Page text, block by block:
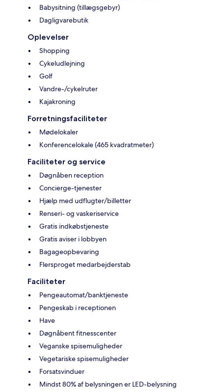
Babysitning (tillægsgebyr)
Dagligvarebutik
Oplevelser
Shopping
Cykeludlejning
Golf
Vandre-/cykelruter
Kajakroning
Forretningsfaciliteter
Mødelokaler
Konferencelokale (465 kvadratmeter)
Faciliteter og service
Døgnåben reception
Concierge-tjenester
Hjælp med udflugter/billetter
Renseri- og vaskeriservice
Gratis indkøbstjeneste
Gratis aviser i lobbyen
Bagageopbevaring
Flersproget medarbejderstab
Faciliteter
Pengeautomat/banktjeneste
Pengeskab i receptionen
Have
Døgnåbent fitnesscenter
Veganske spisemuligheder
Vegetariske spisemuligheder
Forsatsvinduer
Mindst 80% af belysningen er LED-belysning